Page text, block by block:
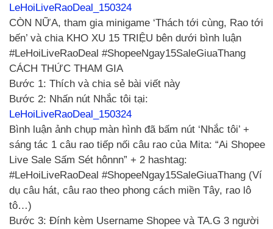
LeHoiLiveRaoDeal_150324
CÒN NỮA, tham gia minigame ‘Thách tới cùng, Rao tới
bến’ và chia KHO XU 15 TRIỆU bên dưới bình luận
#LeHoiLiveRaoDeal #ShopeeNgay15SaleGiuaThang
CÁCH THỨC THAM GIA
Bước 1: Thích và chia sẻ bài viết này
Bước 2: Nhấn nút Nhắc tôi tại:
LeHoiLiveRaoDeal_150324
Bình luận ảnh chụp màn hình đã bấm nút ‘Nhắc tôi’ +
sáng tác 1 câu rao tiếp nối câu rao của Mita: “Ai Shopee
Live Sale Sấm Sét hônnn” + 2 hashtag:
#LeHoiLiveRaoDeal #ShopeeNgay15SaleGiuaThang (Ví
dụ câu hát, câu rao theo phong cách miền Tây, rao lô
tô…)
Bước 3: Đính kèm Username Shopee và TA.G 3 người